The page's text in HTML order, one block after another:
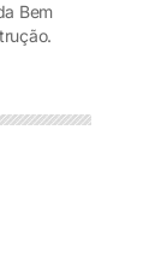
Bem